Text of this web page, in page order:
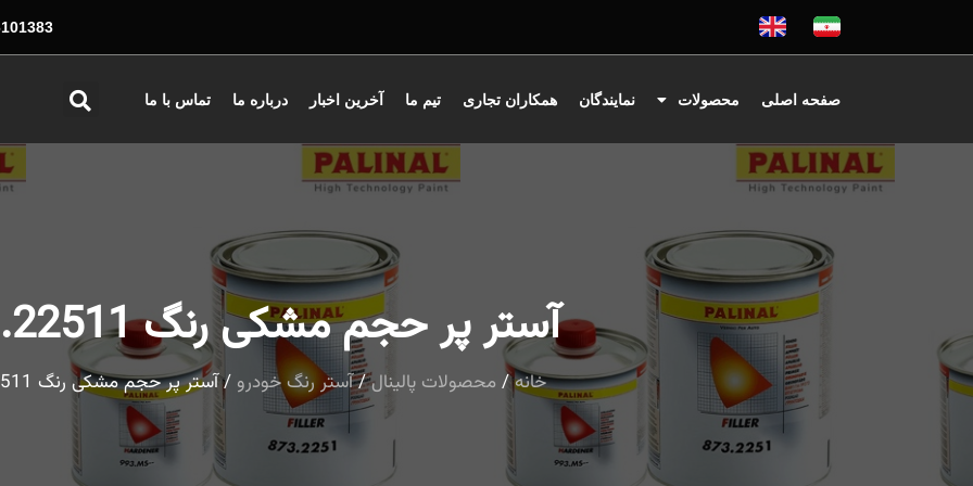
- 026
صفحه اصلی محصولات نمایندگان همکاران تجاری تیم ما آخرین اخبار درباره ما تماس با ما
آستر پر حجم مشکی رنگ 873.22511
خانه/ محصولات پالینال/آستر رنگ خودرو / آستر پر حجم مشکی رنگ 873.22511